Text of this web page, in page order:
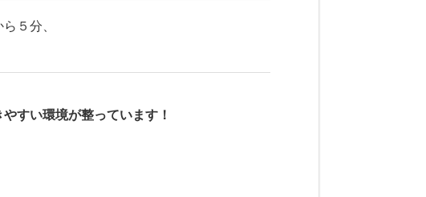
５分、
すい環境が整っています！